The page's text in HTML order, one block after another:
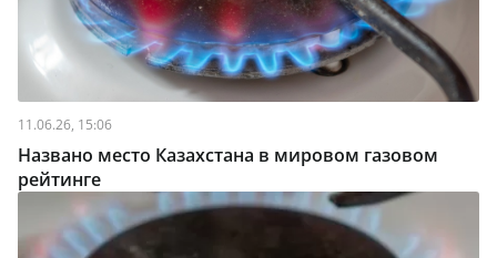
11.06.26, 15:06
Названо место Казахстана в мировом газовом
рейтинге